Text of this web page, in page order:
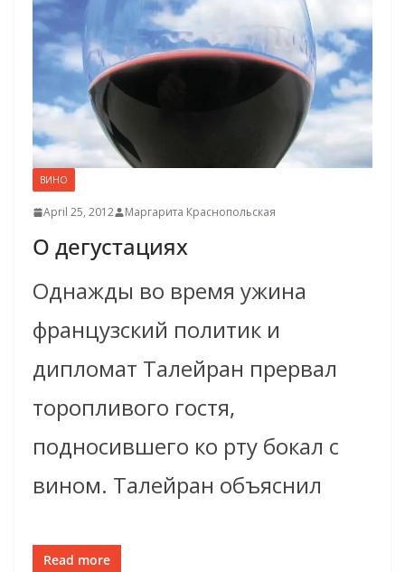
ВИНО
April 25, 2012 Маргарита Краснопольская
О дегуста­циях
Однажды во время ужина
француз­ский политик и
дипломат Талейран прервал
торопливого гостя,
подносившего ко рту бокал с
вином. Талейран объяснил
Read more